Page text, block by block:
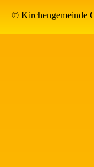
© Kirchengemeinde